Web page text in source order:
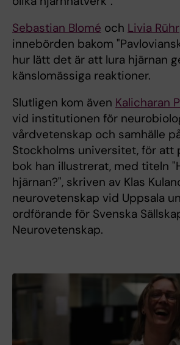
Sebastian Blomé och Livia Rühr
innebörden bakom
hur lätt det är att lura hjärnan
känslomässiga reaktioner.
Slutligen kom även Kalicharan
vid institutionen för
vårdvetenskap och samhälle
Stockholms universitet, för att
bok han illustrerat, med titeln
hjärnan?", skriven av Klas
neurovetenskap vid Uppsala
ordförande för Svenska
Neurovetenskap.